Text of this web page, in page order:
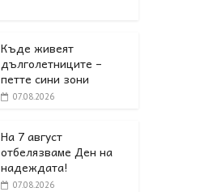
Къде живеят
дълголетниците –
петте сини зони
07.08.2026
На 7 август
отбелязваме Ден на
надеждата!
07.08.2026